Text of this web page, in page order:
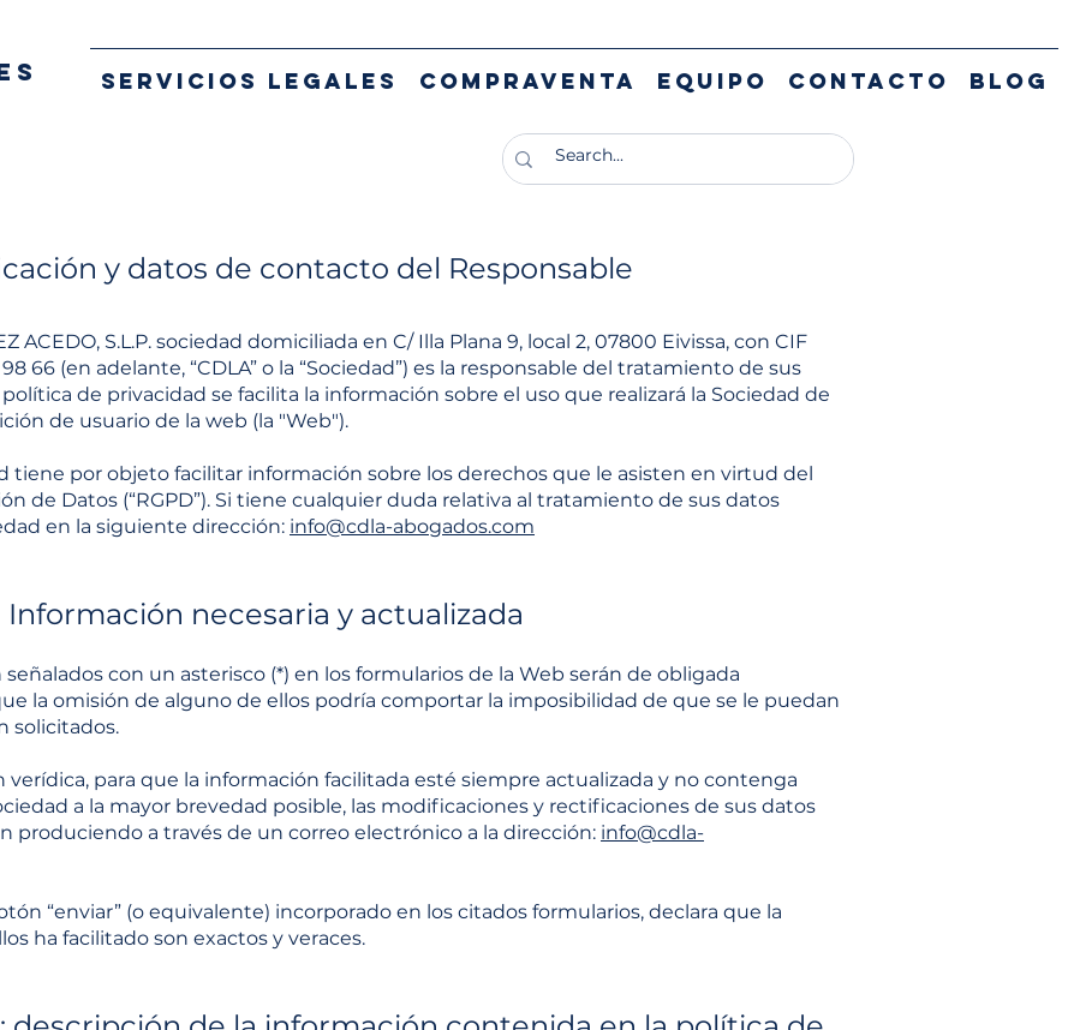
SERVICIOS LEGALES COMPRAVENTA EQUIPO CONTACTO BLOG
y datos de contacto del Responsable
ACEDO, S.L.P. sociedad domiciliada en C/ Illa Plana 9, local 2, 07800 Eivissa, con CIF
98 66 (en adelante, “CDLA” o la “Sociedad”) es la responsable del tratamiento de sus
de privacidad se facilita la información sobre el uso que realizará la Sociedad de
de usuario de la web (la "Web").
tiene por objeto facilitar información sobre los derechos que le asisten en virtud del
de Datos (“RGPD”). Si tiene cualquier duda relativa al tratamiento de sus datos
en la siguiente dirección: info@cdla-abogados.com
Información necesaria y actualizada
con un asterisco (*) en los formularios de la Web serán de obligada
la omisión de alguno de ellos podría comportar la imposibilidad de que se le puedan
solicitados.
para que la información facilitada esté siempre actualizada y no contenga
a la mayor brevedad posible, las modificaciones y rectificaciones de sus datos
produciendo a través de un correo electrónico a la dirección: info@cdla-
“enviar” (o equivalente) incorporado en los citados formularios, declara que la
ha facilitado son exactos y veraces.